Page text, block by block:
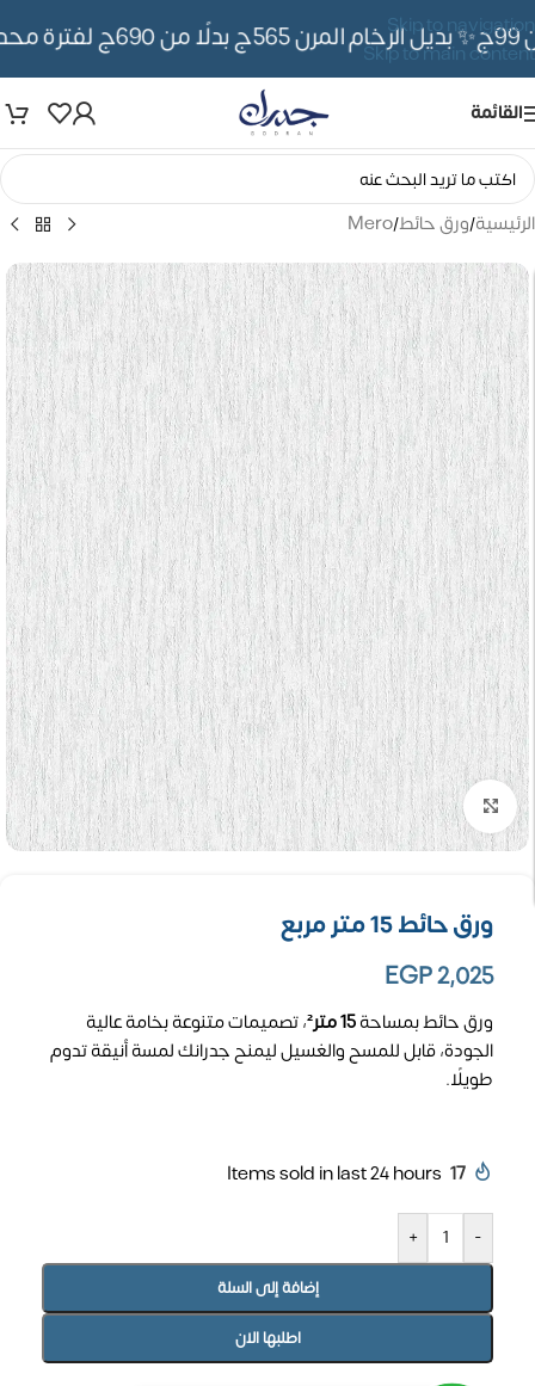
Skip to navigation
Skip to main content
✨ بديل الرخام المرن 565ج بدلًا من 690ج لفترة محدوده
القائمة
الرئيسية/ورق حائط/
Mero
تكبير الصورة
ورق حائط 15 متر مربع
EGP2,025
ورق حائط بمساحة15 متر²
، تصميمات متنوعة بخامة عالية
الجودة، قابل للمسح والغسيل ليمنح جدرانك لمسة أنيقة تدوم
طويلًا.
17
Items sold in last 24 hours
-
+
إضافة إلى السلة
اطلبها الان